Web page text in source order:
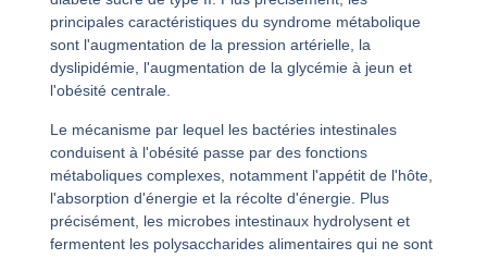
principales caractéristiques du syndrome métabolique
sont l'augmentation de la pression artérielle, la
dyslipidémie, l'augmentation de la glycémie à jeun et
l'obésité centrale.
Le mécanisme par lequel les bactéries intestinales
conduisent à l'obésité passe par des fonctions
métaboliques complexes, notamment l'appétit de l'hôte,
l'absorption d'énergie et la récolte d'énergie. Plus
précisément, les microbes intestinaux hydrolysent et
fermentent les polysaccharides alimentaires qui ne sont